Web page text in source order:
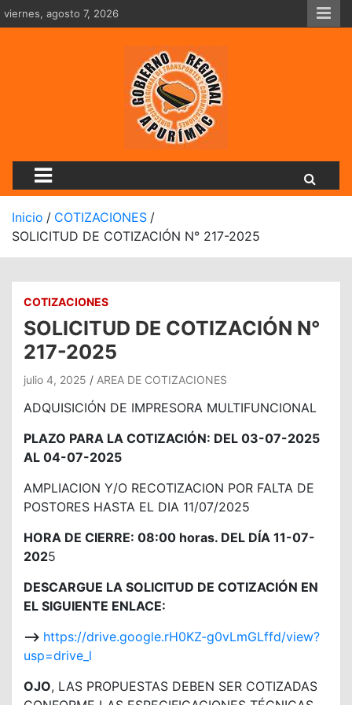
Saltar
al
viernes, agosto 7, 2026
Dirección Regional De
Inicio
COTIZACIONES
SOLICITUD DE COTIZACIÓN N° 217-2025
COTIZACIONES
SOLICITUD DE COTIZACIÓN N°
217-2025
julio 4, 2025 AREA DE COTIZACIONES
ADQUISICIÓN DE IMPRESORA MULTIFUNCIONAL
PLAZO PARA LA COTIZACIÓN: DEL 03-07-2025
AL 04-07-2025
AMPLIACION Y/O RECOTIZACION POR FALTA DE
POSTORES HASTA EL DIA 11/07/2025
HORA DE CIERRE: 08:00 horas. DEL DÍA 11-07-
2025
DESCARGUE LA SOLICITUD DE COTIZACIÓN EN
EL SIGUIENTE ENLACE:
—> https://drive.google.rH0KZ-g0vLmGLffd/view?
usp=drive_l
OJO, LAS PROPUESTAS DEBEN SER COTIZADAS